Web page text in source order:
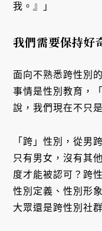
我。』」
我們需要保持好
面向不熟悉跨性別
事情是性別教育，
說，我們現在不只
「跨」性別，從男
只有男女，沒有其
度才能被認可？跨
性別定義、性別形
大眾還是跨性別社